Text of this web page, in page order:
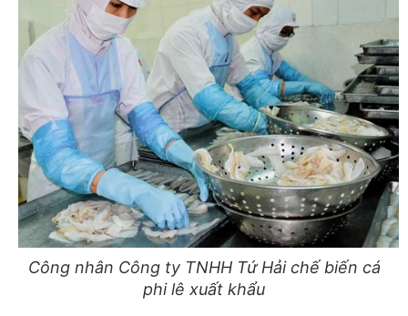
Công nhân Công ty TNHH Tứ Hải chế biến cá
phi lê xuất khẩu